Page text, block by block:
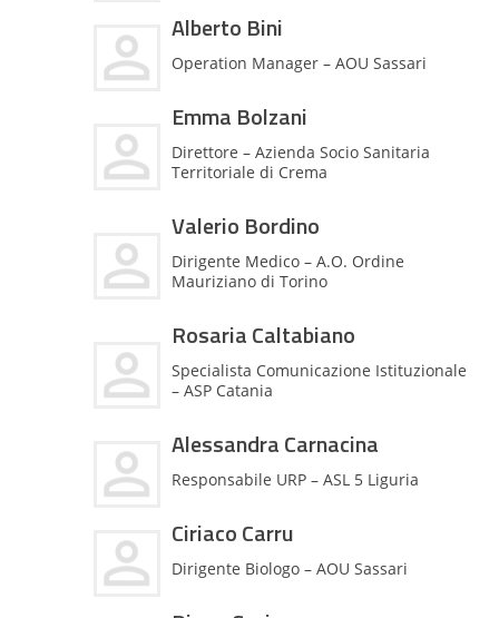
Alberto Bini
Operation Manager – AOU Sassari
Emma Bolzani
Direttore – Azienda Socio Sanitaria
Territoriale di Crema
Valerio Bordino
Dirigente Medico – A.O. Ordine
Mauriziano di Torino
Rosaria Caltabiano
Specialista Comunicazione Istituzionale
– ASP Catania
Alessandra Carnacina
Responsabile URP – ASL 5 Liguria
Ciriaco Carru
Dirigente Biologo – AOU Sassari